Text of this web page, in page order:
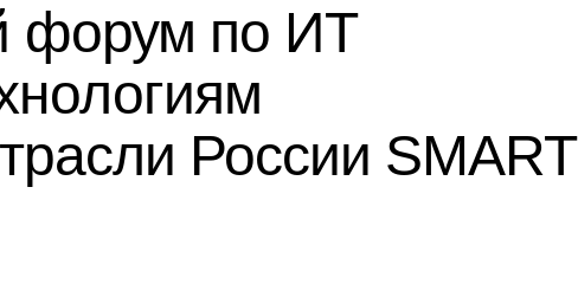
форум по ИТ
России SMART